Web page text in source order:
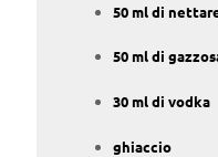
50 ml di
50 ml di
30 ml di vodka
ghiaccio